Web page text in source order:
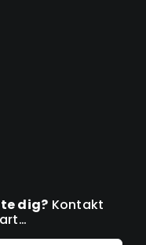
dig? Kontakt